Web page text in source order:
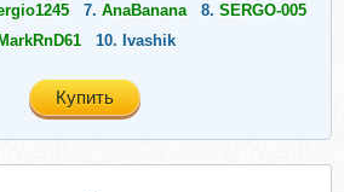
7. AnaBanana 8. SERGO-005
MarkRnD61 10. Ivashik
Купить